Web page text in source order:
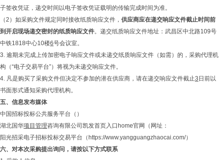
子签收凭证，递交时间以电子签收凭证载明的传输完成时间为准。
（2）如采购文件规定同时接收纸质响应文件， 供应商应在递交响应文件截止时间前
到开启现场递交密封的纸质响应文件。递交纸质响应文件地址：武昌区中北路109号
中铁1818中心10楼6号会议室。
3. 逾期未完成上传加密电子响应文件或未递交纸质响应文件（如需）的，采购代理机
构（“电子交易平台”）将视为未递交响应文件。
4. 凡是购买了采购文件但决定不参加的潜在供应商，请在递交响应文件截止3 日前以
书面形式通知采购代理机构。
五、信息发布媒体
中国招标投标公共服务平台（）
湖北国华项目管理咨询有限公司凯发首页入口home官网（网址：
阳光招采电子招标投标交易平台（https://www.yangguangzhaocai.com/）
六、 对本次采购提出询问，请按以下方式联系